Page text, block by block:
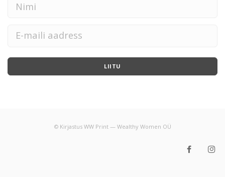
LIITU
© Kirjastus WW Print — Wealthy Women OÜ